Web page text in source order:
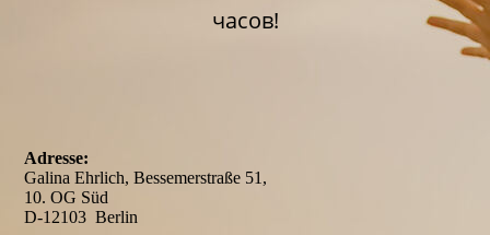
часов!
Adresse:
Galina Ehrlich, Bessemerstraße 51,
10. OG Süd
D-12103 Berlin